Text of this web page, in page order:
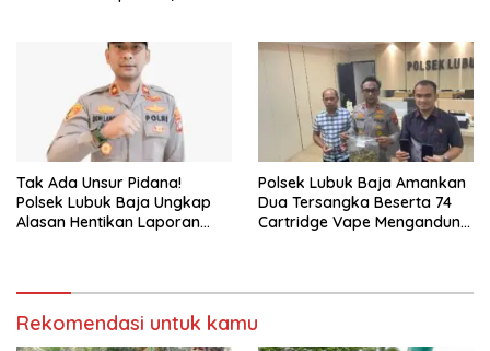
Tak Ada Unsur Pidana!
Polsek Lubuk Baja Ungkap
Alasan Hentikan Laporan
Polsek Lubuk Baja Amankan
Dua Tersangka Beserta 74
Cartridge Vape Mengandung
Rekomendasi untuk kamu